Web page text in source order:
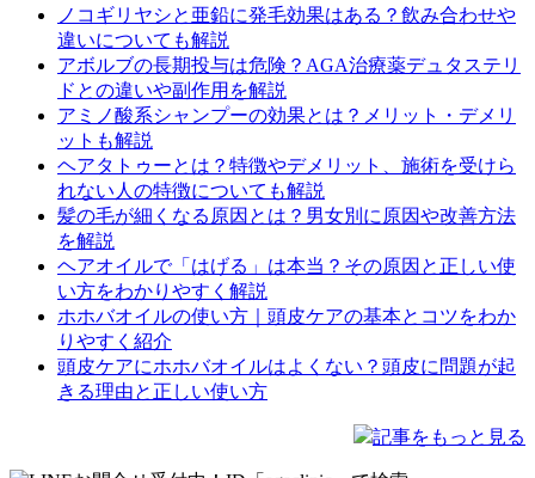
ノコギリヤシと亜鉛に発毛効果はある？飲み合わせや
違いについても解説
アボルブの長期投与は危険？AGA治療薬デュタステリ
ドとの違いや副作用を解説
アミノ酸系シャンプーの効果とは？メリット・デメリ
ットも解説
ヘアタトゥーとは？特徴やデメリット、施術を受けら
れない人の特徴についても解説
髪の毛が細くなる原因とは？男女別に原因や改善方法
を解説
ヘアオイルで「はげる」は本当？その原因と正しい使
い方をわかりやすく解説
ホホバオイルの使い方｜頭皮ケアの基本とコツをわか
りやすく紹介
頭皮ケアにホホバオイルはよくない？頭皮に問題が起
きる理由と正しい使い方
記事をもっと見る